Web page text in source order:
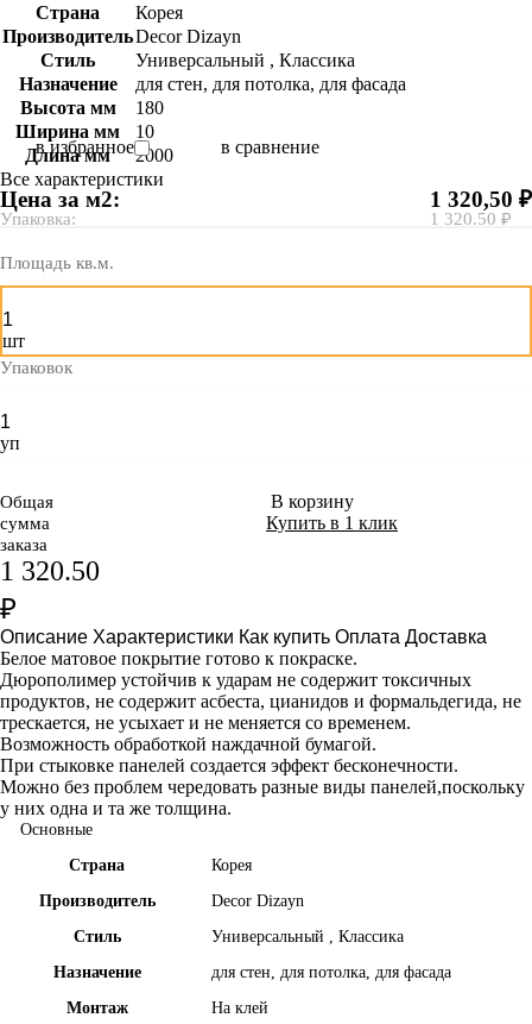
Страна
Корея
ПроизводительDecor Dizayn
Стиль
Универсальный , Классика
Назначение
для стен, для потолка, для фасада
Высота мм
180
Ширина мм
10
Длина мм
2000
Все характеристики
в избранное в сравнение
Цена за м2:
Упаковка:
1 320,50 ₽
1 320.50 ₽
Площадь кв.м.
шт
Упаковок
уп
Общая
сумма
заказа
1 320.50
₽
В корзину
Купить в 1 клик
Описание Характеристики Как купить Оплата Доставка
Белое матовое покрытие готово к покраске.
Дюрополимер устойчив к ударам не содержит токсичных
продуктов, не содержит асбеста, цианидов и формальдегида, не
трескается, не усыхает и не меняется со временем.
Возможность обработкой наждачной бумагой.
При стыковке панелей создается эффект бесконечности.
Можно без проблем чередовать разные виды панелей,поскольку
у них одна и та же толщина.
Основные
Страна
Корея
Производитель
Decor Dizayn
Стиль
Универсальный , Классика
Назначение
для стен, для потолка, для фасада
Монтаж
На клей